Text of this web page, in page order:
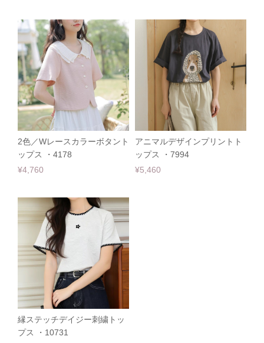
2色／Wレースカラーボタント
ップス ・4178
¥4,760
アニマルデザインプリントト
ップス ・7994
¥5,460
縁ステッチデイジー刺繍トッ
プス ・10731